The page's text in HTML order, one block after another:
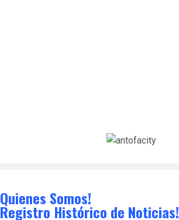
Quienes Somos!
Registro Histórico de Noticias!